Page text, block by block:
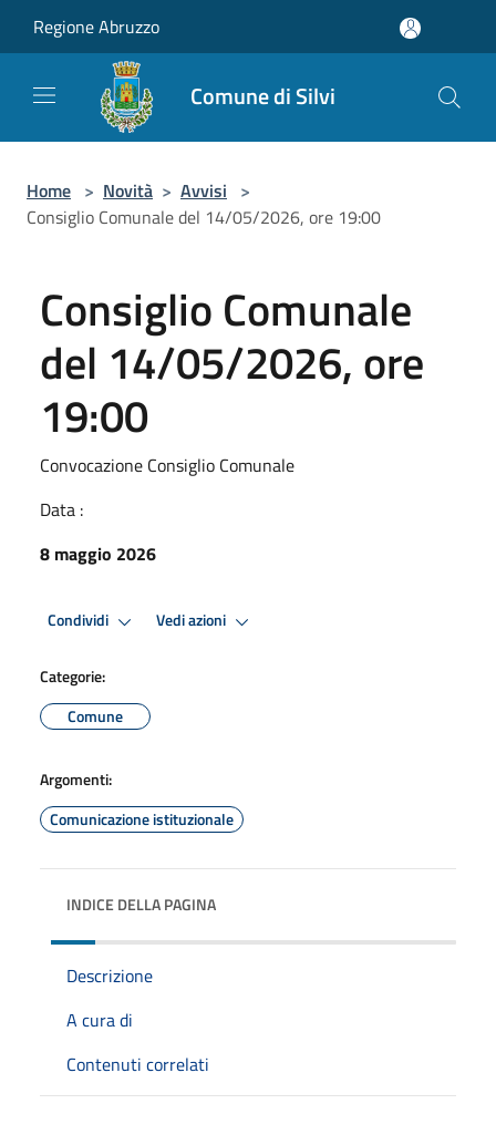
Regione Abruzzo
Comune di Silvi
Home > Novità > Avvisi >
Consiglio Comunale del 14/05/2026, ore 19:00
Consiglio Comunale
del 14/05/2026, ore
19:00
Convocazione Consiglio Comunale
Data :
8 maggio 2026
Condividi Vedi azioni
Categorie:
Comune
Argomenti:
Comunicazione istituzionale
INDICE DELLA PAGINA
Descrizione
A cura di
Contenuti correlati